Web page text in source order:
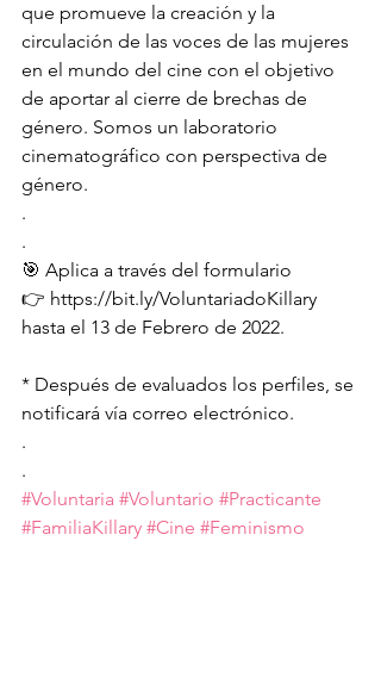
que promueve la creación y la
circulación de las voces de las mujeres
en el mundo del cine con el objetivo
de aportar al cierre de brechas de
género. Somos un laboratorio
cinematográfico con perspectiva de
género.
.
.
🎯 Aplica a través del formulario
👉 https://bit.ly/VoluntariadoKillary
hasta el 13 de Febrero de 2022.
* Después de evaluados los perfiles, se
notificará vía correo electrónico.
.
.
#Voluntaria #Voluntario #Practicante
#FamiliaKillary #Cine #Feminismo